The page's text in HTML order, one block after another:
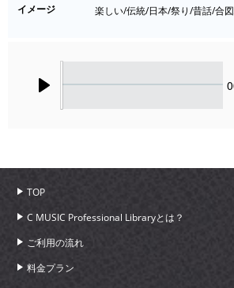
イメージ
楽しい/伝統/日本/祭り/昔話/合
TOP
C MUSIC Professional Libraryとは？
ご利用の流れ
料金プラン